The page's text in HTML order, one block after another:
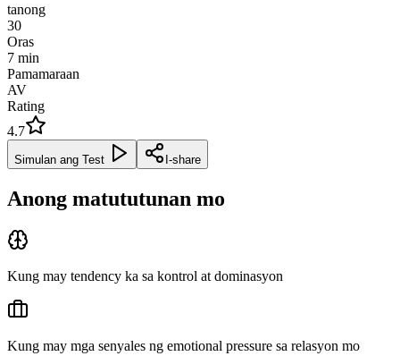
tanong
30
Oras
7 min
Pamamaraan
AV
Rating
4.7
Simulan ang Test I-share
Anong matututunan mo
Kung may tendency ka sa kontrol at dominasyon
Kung may mga senyales ng emotional pressure sa relasyon mo